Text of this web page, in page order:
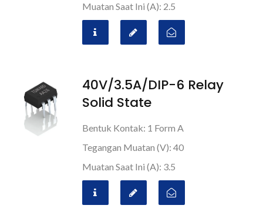
Muatan Saat Ini (A): 2.5
40V/3.5A/DIP-6 Relay
Solid State
Bentuk Kontak: 1 Form A
Tegangan Muatan (V): 40
Muatan Saat Ini (A): 3.5